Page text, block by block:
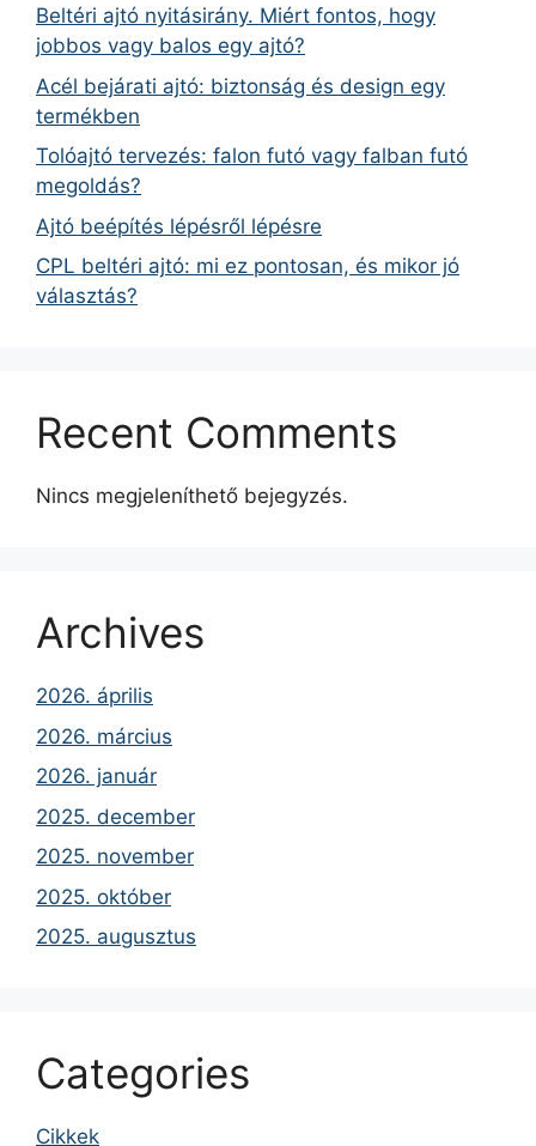
Beltéri ajtó nyitásirány. Miért fontos, hogy
jobbos vagy balos egy ajtó?
Acél bejárati ajtó: biztonság és design egy
termékben
Tolóajtó tervezés: falon futó vagy falban futó
megoldás?
Ajtó beépítés lépésről lépésre
CPL beltéri ajtó: mi ez pontosan, és mikor jó
választás?
Recent Comments
Nincs megjeleníthető bejegyzés.
Archives
2026. április
2026. március
2026. január
2025. december
2025. november
2025. október
2025. augusztus
Categories
Cikkek